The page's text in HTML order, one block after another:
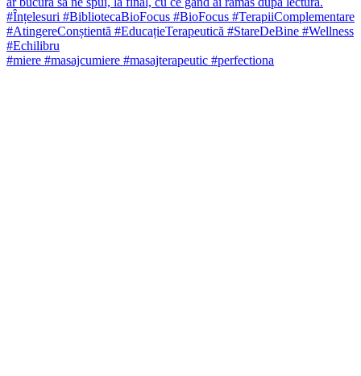
#miere #masajcumiere #masajterapeutic #perfectiona